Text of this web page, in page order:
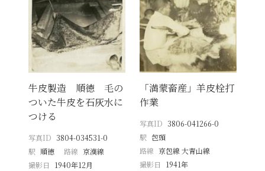
牛皮製造 順徳 毛の
ついた牛皮を石灰水に
つける
写真ID 3804-034531-0
駅 順徳 路線 京漢線
撮影日
1940年12月
「満蒙畜産」羊皮栓打
作業
写真ID 3806-041266-0
駅 包頭
路線 京包線 大青山線
撮影日
1941年